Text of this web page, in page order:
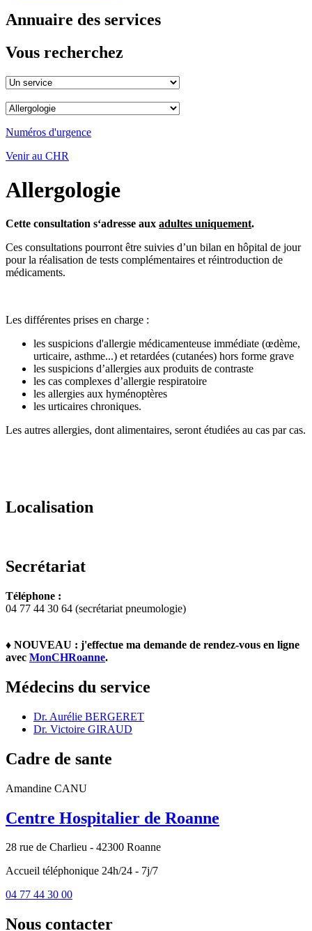
Annuaire des services
Vous recherchez
Numéros d'urgence
Venir au CHR
Allergologie
Cette consultation s‘adresse aux adultes uniquement.
Ces consultations pourront être suivies d’un bilan en hôpital de jour
pour la réalisation de tests complémentaires et réintroduction de
médicaments.
Les différentes prises en charge :
les suspicions d'allergie médicamenteuse immédiate (œdème,
urticaire, asthme...) et retardées (cutanées) hors forme grave
les suspicions d’allergies aux produits de contraste
les cas complexes d’allergie respiratoire
les allergies aux hyménoptères
les urticaires chroniques.
Les autres allergies, dont alimentaires, seront étudiées au cas par cas.
Localisation
Secrétariat
Téléphone :
04 77 44 30 64 (secrétariat pneumologie)
♦ NOUVEAU : j'effectue ma demande de rendez-vous en ligne
avec MonCHRoanne.
Médecins du service
Dr. Aurélie BERGERET
Dr. Victoire GIRAUD
Cadre de sante
Amandine CANU
Centre Hospitalier de Roanne
28 rue de Charlieu - 42300 Roanne
Accueil téléphonique 24h/24 - 7j/7
04 77 44 30 00
Nous contacter